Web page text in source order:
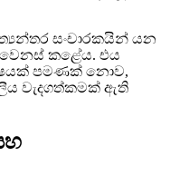
සංචාරකයින් යන
වෙනස් කළේය. එය
පමණක් නොව,
වැදගත්කමක් ඇති